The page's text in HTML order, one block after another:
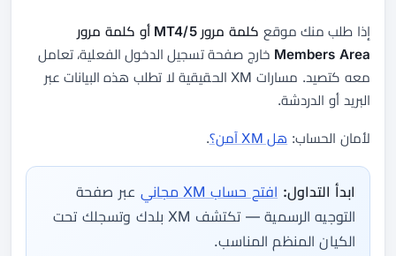
إذا طلب منك موقع
كلمة مرور MT4/5 أو كلمة مرور
Members Area خارج صفحة تسجيل الدخول الفعلية، تعامل
معه كتصيد. مسارات XM الحقيقية لا تطلب هذه البيانات عبر
البريد أو الدردشة.
لأمان الحساب: هل XM آمن؟ .
ابدأ التداول: افتح حساب XM مجاني
عبر صفحة
التوجيه الرسمية — تكتشف XM بلدك وتسجلك تحت
الكيان المنظم المناسب.